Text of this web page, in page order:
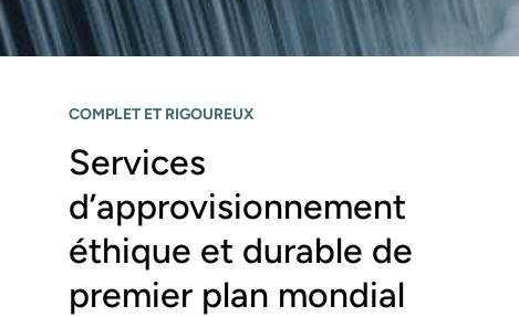
COMPLET ET RIGOUREUX
Services
d’approvisionnement
éthique et durable de
premier plan mondial